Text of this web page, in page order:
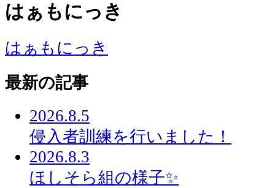
はぁもにっき
はぁもにっき
最新の記事
2026.8.5
侵入者訓練を行いました！
2026.8.3
ほしそら組の様子✨